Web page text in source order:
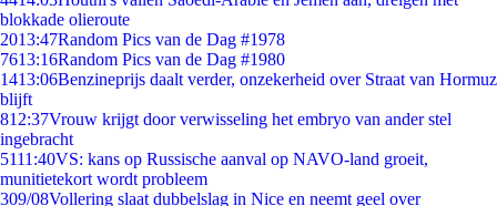
blokkade olieroute
2013:47Random Pics van de Dag #1978
7613:16Random Pics van de Dag #1980
1413:06Benzineprijs daalt verder, onzekerheid over Straat van Hormuz
blijft
812:37Vrouw krijgt door verwisseling het embryo van ander stel
ingebracht
5111:40VS: kans op Russische aanval op NAVO-land groeit,
munitietekort wordt probleem
309/08Vollering slaat dubbelslag in Nice en neemt geel over